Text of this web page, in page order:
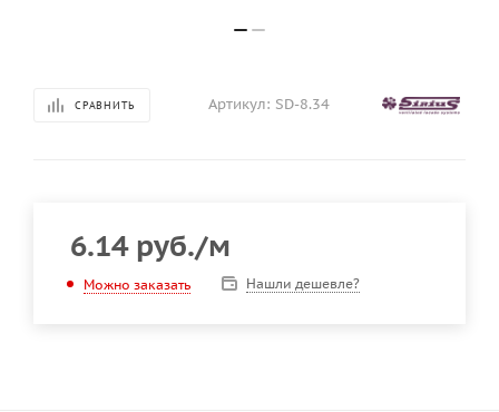
СРАВНИТЬ Артикул: SD-8.34
6.14руб./м
Можно заказать Нашли дешевле?